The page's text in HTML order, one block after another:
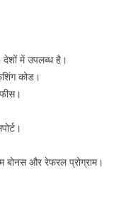
में उपलब्ध है।
कोड।
और रेफरल प्रोग्राम।